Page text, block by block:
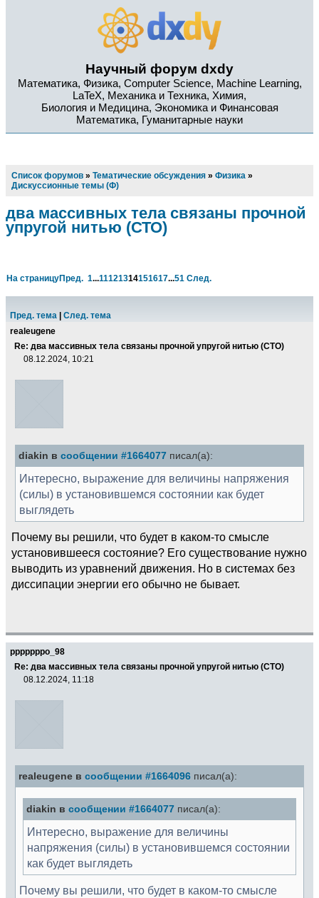
Научный форум dxdy
Математика, Физика, Computer Science, Machine Learning,
LaTeX, Механика и Техника, Химия,
Биология и Медицина, Экономика и Финансовая
Математика, Гуманитарные науки
Список форумов » Тематические обсуждения » Физика »
Дискуссионные темы (Ф)
два массивных тела связаны прочной
упругой нитью (СТО)
На страницуПред. 1...11121314151617...51 След.
Пред. тема
След. тема
realeugene
Re: два массивных тела связаны прочной упругой нитью (СТО)
08.12.2024, 10:21
diakin в сообщении #1664077 писал(а):
Интересно, выражение для величины напряжения
(силы) в установившемся состоянии как будет
выглядеть
Почему вы решили, что будет в каком-то смысле
установившееся состояние? Его существование нужно
выводить из уравнений движения. Но в системах без
диссипации энергии его обычно не бывает.
pppppppo_98
Re: два массивных тела связаны прочной упругой нитью (СТО)
08.12.2024, 11:18
realeugene в сообщении #1664096 писал(а):
diakin в сообщении #1664077 писал(а):
Интересно, выражение для величины
напряжения (силы) в установившемся состоянии
как будет выглядеть
Почему вы решили, что будет в каком-то смысле